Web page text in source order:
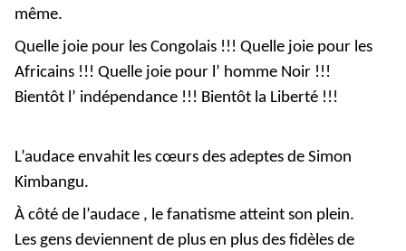
même.
Quelle joie pour les Congolais !!! Quelle joie pour les
Africains !!! Quelle joie pour l’ homme Noir !!!
Bientôt l’ indépendance !!! Bientôt la Liberté !!!
L’audace envahit les cœurs des adeptes de Simon
Kimbangu.
À côté de l’audace , le fanatisme atteint son plein.
Les gens deviennent de plus en plus des fidèles de